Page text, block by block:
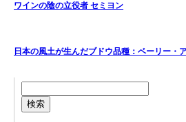
ワインの陰の立役者 セミヨン
日本の風土が生んだブドウ品種：ベーリー・
検索